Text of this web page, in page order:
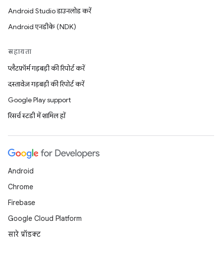
Android Studio डाउनलोड करें
Android एनडीके (NDK)
सहायता
प्लैटफ़ॉर्म गड़बड़ी की रिपोर्ट करें
दस्तावेज़ गड़बड़ी की रिपोर्ट करें
Google Play support
रिसर्च स्टडी में शामिल हों
Android
Chrome
Firebase
Google Cloud Platform
सारे प्रॉडक्ट